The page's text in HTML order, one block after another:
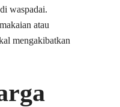
waspadai.
atau
mengakibatkan